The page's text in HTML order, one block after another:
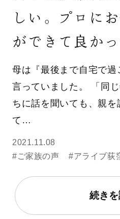
しい。プロに
ができて良かっ
母は『最後まで自宅で過
言っていました。 「同
ちに話を聞いても、親
て…
2021.11.08
#ご家族の声
#アライブ荻
続き